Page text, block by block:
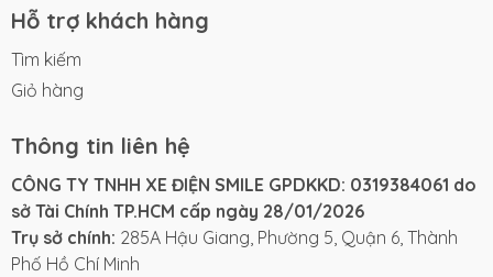
Thông tin liên hệ:
Hotline bảo hành
Website:xediensmile.com
Fanpage:Xe Điện Smile Facebook
TikTok:Xe Điện Smile TikTok
Youtube:Xe Điện Smile Youtube
Hỗ trợ khách hàng
Tìm kiếm
Giỏ hàng
Thông tin liên hệ
CÔNG TY TNHH XE ĐIỆN SMILE GPDKKD: 0319384061 do
sở Tài Chính TP.HCM cấp ngày 28/01/2026
Trụ sở chính: 285A Hậu Giang, Phường 5, Quận 6, Thành
Phố Hồ Chí Minh